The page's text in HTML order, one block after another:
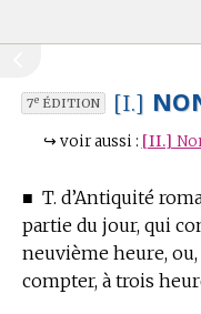
7eÉDITION [I.]
↪ voir aussi : [II.]
■ T. d’Antiquité
partie du jour, qui
neuvième heure,
compter, à trois